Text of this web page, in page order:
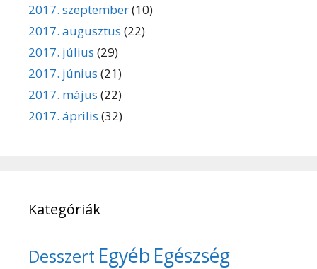
2017. szeptember(10)
2017. augusztus (22)
2017. július (29)
2017. június (21)
2017. május (22)
2017. április (32)
Kategóriák
Desszert Egyéb Egészség